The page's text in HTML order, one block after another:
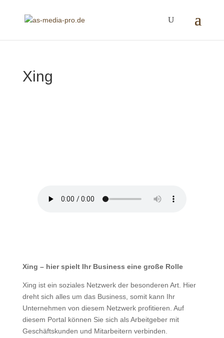
Xing
Xing – hier spielt Ihr Business eine große Rolle
Xing ist ein soziales Netzwerk der besonderen Art. Hier
dreht sich alles um das Business, somit kann Ihr
Unternehmen von diesem Netzwerk profitieren. Auf
diesem Portal können Sie sich als Arbeitgeber mit
Geschäftskunden und Mitarbeitern verbinden.